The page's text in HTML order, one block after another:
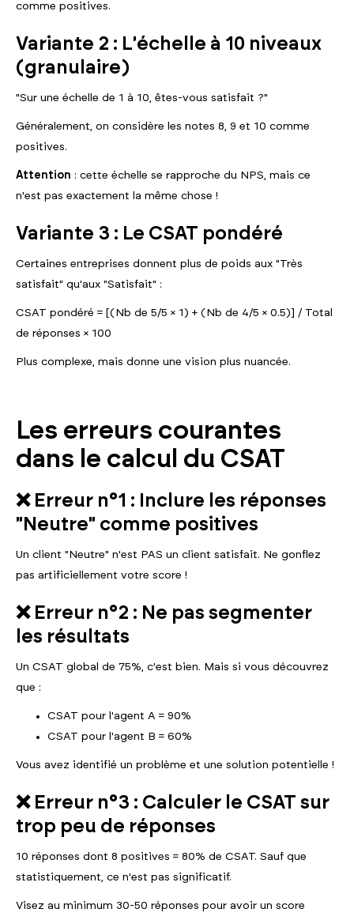
comme positives.
Variante 2 : L'échelle à 10 niveaux
(granulaire)
"Sur une échelle de 1 à 10, êtes-vous satisfait ?"
Généralement, on considère les notes 8, 9 et 10 comme
positives.
Attention : cette échelle se rapproche du NPS, mais ce
n'est pas exactement la même chose !
Variante 3 : Le CSAT pondéré
Certaines entreprises donnent plus de poids aux "Très
satisfait" qu'aux "Satisfait" :
CSAT pondéré = [(Nb de 5/5 × 1) + (Nb de 4/5 × 0.5)] / Total
de réponses × 100
Plus complexe, mais donne une vision plus nuancée.
Les erreurs courantes
dans le calcul du CSAT
❌ Erreur n°1 : Inclure les réponses
"Neutre" comme positives
Un client "Neutre" n'est PAS un client satisfait. Ne gonflez
pas artificiellement votre score !
❌ Erreur n°2 : Ne pas segmenter
les résultats
Un CSAT global de 75%, c'est bien. Mais si vous découvrez
que :
CSAT pour l'agent A = 90%
CSAT pour l'agent B = 60%
Vous avez identifié un problème et une solution potentielle !
❌ Erreur n°3 : Calculer le CSAT sur
trop peu de réponses
10 réponses dont 8 positives = 80% de CSAT. Sauf que
statistiquement, ce n'est pas significatif.
Visez au minimum 30-50 réponses pour avoir un score